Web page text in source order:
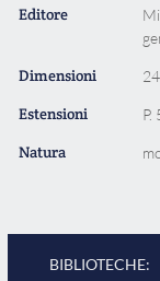
Editore
Dimensioni
Estensioni
Natura
BIBLIOTECHE: